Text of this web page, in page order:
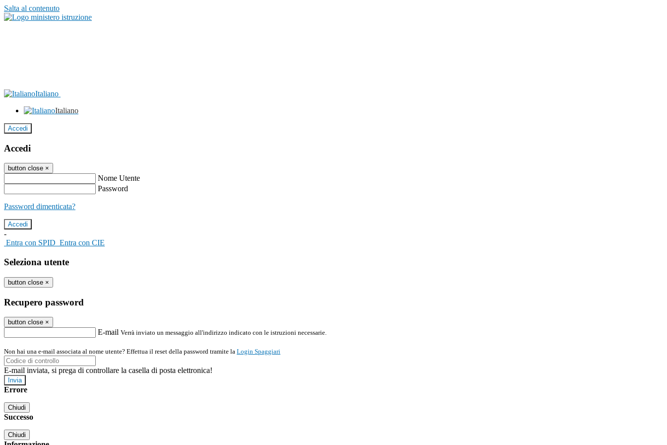
Salta al contenuto
Italiano
Italiano
Accedi
Accedi
button close ×
Nome Utente
Password
Password dimenticata?
-
Entra con SPID Entra con CIE
Seleziona utente
button close ×
Recupero password
button close ×
E-mail Verrà inviato un messaggio all'indirizzo indicato con le istruzioni necessarie.
Non hai una e-mail associata al nome utente? Effettua il reset della password tramite la Login Spaggiari
E-mail inviata, si prega di controllare la casella di posta elettronica!
Errore
Chiudi
Successo
Chiudi